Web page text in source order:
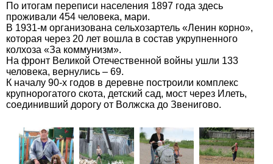
По итогам переписи населения 1897 года здесь
проживали 454 человека, мари.
В 1931-м организована сельхозартель «Ленин корно»,
которая через 20 лет вошла в состав укрупненного
колхоза «За коммунизм».
На фронт Великой Отечественной войны ушли 133
человека, вернулись – 69.
К началу 90-х годов в деревне построили комплекс
крупнорогатого скота, детский сад, мост через Илеть,
соединивший дорогу от Волжска до Звенигово.